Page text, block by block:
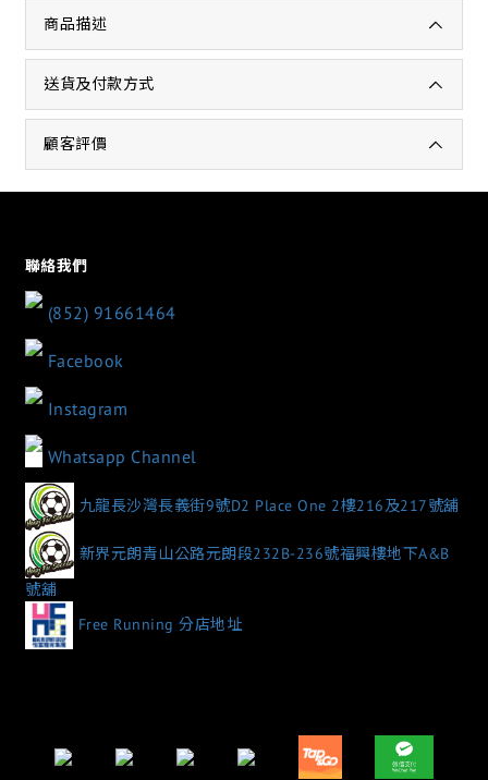
商品描述
送貨及付款方式
顧客評價
聯絡我們
(852) 91661464
Facebook
Instagram
Whatsapp Channel
九龍長沙灣長義街9號D2 Place One 2樓216及217號舖
新界元朗青山公路元朗段232B-236號福興樓地下A&B
號舖
Free Running 分店地址